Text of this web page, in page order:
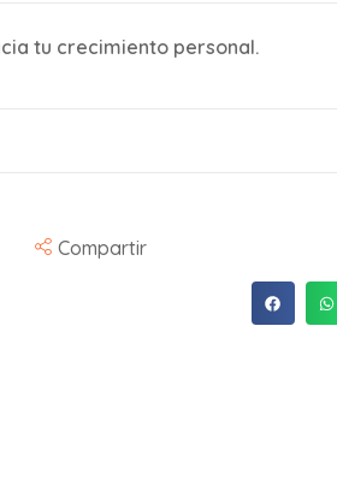
tu crecimiento personal.
Compartir